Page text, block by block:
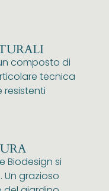
composto di
tecnica
resistenti
Biodesign si
grazioso